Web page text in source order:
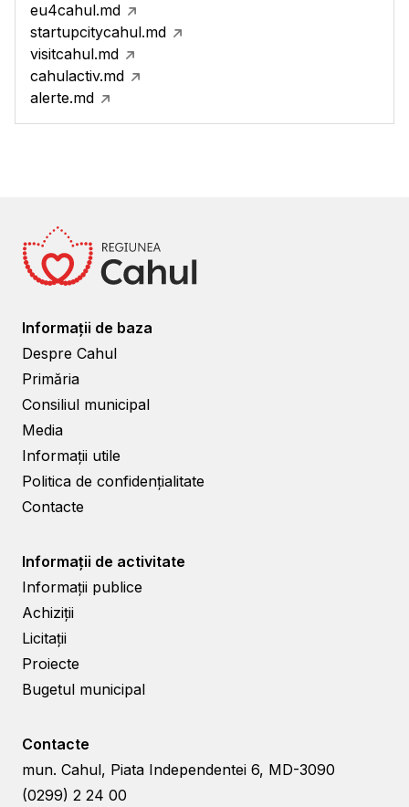
eu4cahul.md
startupcitycahul.md
visitcahul.md
cahulactiv.md
alerte.md
Informații de baza
Despre Cahul
Primăria
Consiliul municipal
Media
Informații utile
Politica de confidențialitate
Contacte
Informații de activitate
Informații publice
Achiziții
Licitații
Proiecte
Bugetul municipal
Contacte
mun. Cahul, Piata Independentei 6, MD-3090
(0299) 2 24 00